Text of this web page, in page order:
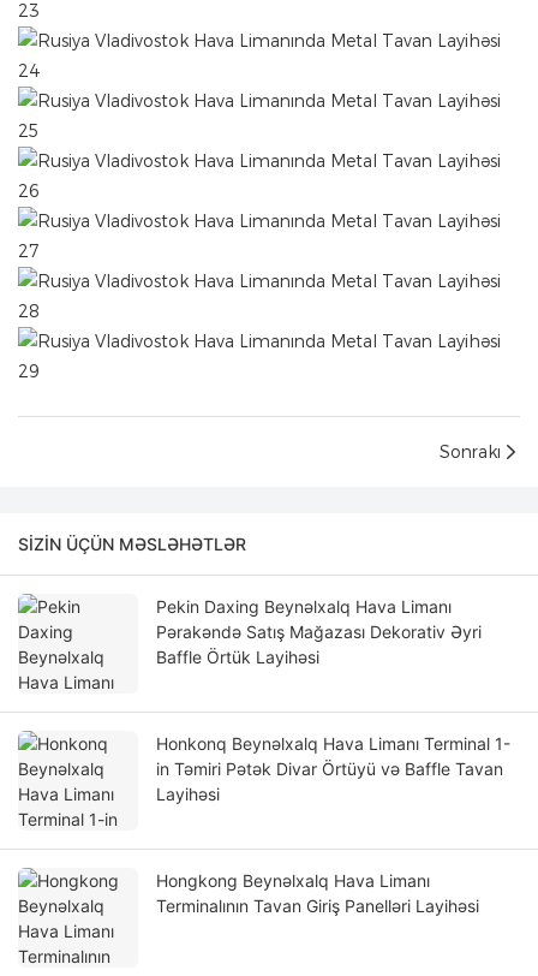
Sonrakı
SIZIN ÜÇÜN MƏSLƏHƏTLƏR
Pekin Daxing Beynəlxalq Hava Limanı
Pərakəndə Satış Mağazası Dekorativ Əyri
Baffle Örtük Layihəsi
Honkonq Beynəlxalq Hava Limanı Terminal 1-
in Təmiri Pətək Divar Örtüyü və Baffle Tavan
Layihəsi
Hongkong Beynəlxalq Hava Limanı
Terminalının Tavan Giriş Panelləri Layihəsi